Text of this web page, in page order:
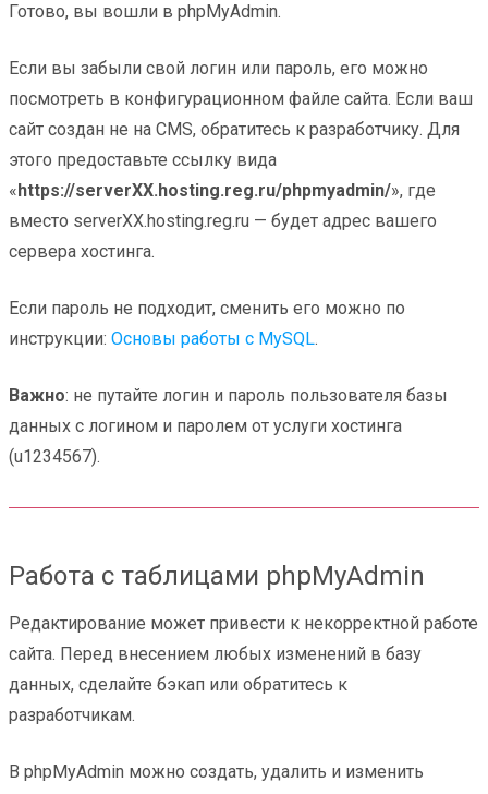
Готово, вы вошли в phpMyAdmin.
Если вы забыли свой логин или пароль, его можно
посмотреть в конфигурационном файле сайта. Если ваш
сайт создан не на CMS, обратитесь к разработчику. Для
этого предоставьте ссылку вида
«https://serverXX.hosting.reg.ru/phpmyadmin/», где
вместо serverXX.hosting.reg.ru — будет адрес вашего
сервера хостинга.
Если пароль не подходит, сменить его можно по
инструкции: Основы работы с MySQL.
Важно: не путайте логин и пароль пользователя базы
данных с логином и паролем от услуги хостинга
(u1234567).
Работа с таблицами phpMyAdmin
Редактирование может привести к некорректной работе
сайта. Перед внесением любых изменений в базу
данных, сделайте бэкап или обратитесь к
разработчикам.
В phpMyAdmin можно создать, удалить и изменить